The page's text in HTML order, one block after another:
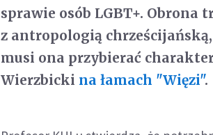
sprawie osób LGBT+. Obrona
z antropologią
musi ona przybierać
Wierzbicki na łamach "Więzi".